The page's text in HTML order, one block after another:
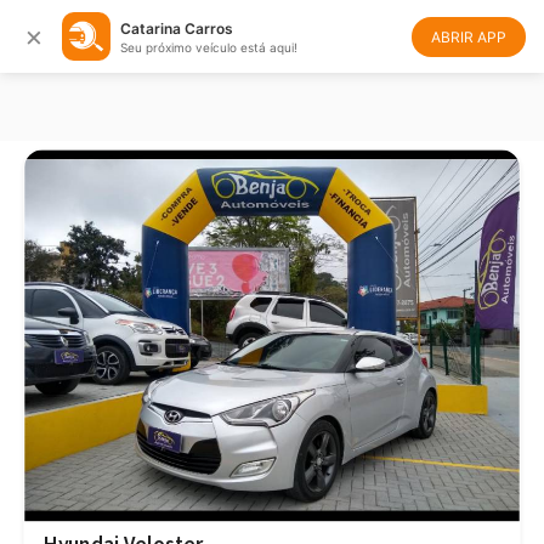
× Catarina Carros
Seu próximo veículo está aqui!
ABRIR APP
Ordenar